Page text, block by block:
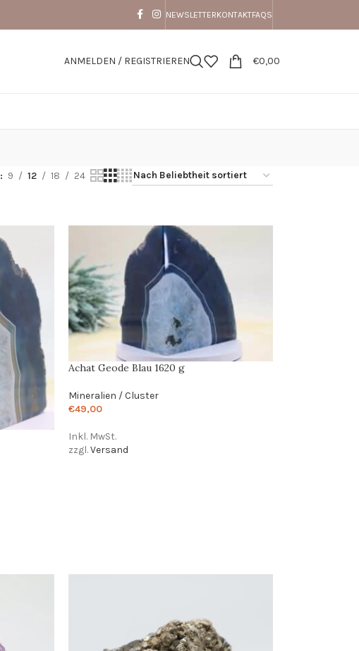
NEWSLETTERKONTAKTFAQS
ANMELDEN / REGISTRIEREN €0,00
9 12 18 24
Achat Geode Blau 1620 g
Mineralien / Cluster
€49,00
Inkl. MwSt.
zzgl.Versand